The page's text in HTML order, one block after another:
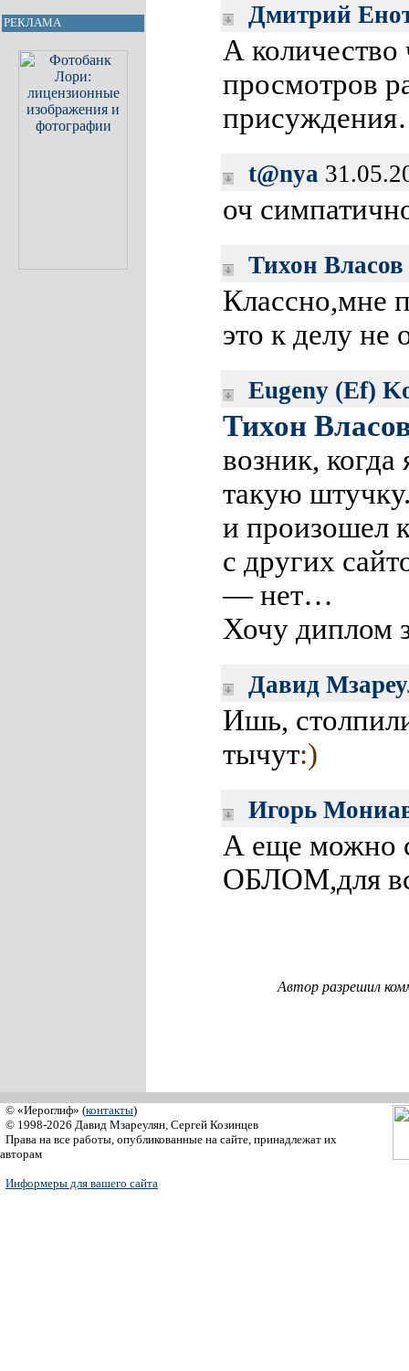
РЕКЛАМА Дмитрий
А количество
просмотров
t@nya
оч
Тихон Власов
Классно,мне
это к делу не
Eugeny (Ef)
Тихон
возник, когда
такую
и произошел
с других
— нет…
Хочу диплом
Давид
Ишь,
тычут:)
Игорь
А еще можно
ОБЛОМ,для
Автор разрешил
© «Иероглиф» (контакты)
© 1998-2026 Давид Мзареулян, Сергей Козинцев
Права на все работы, опубликованные на сайте, принадлежат их
авторам
Информеры для вашего сайта